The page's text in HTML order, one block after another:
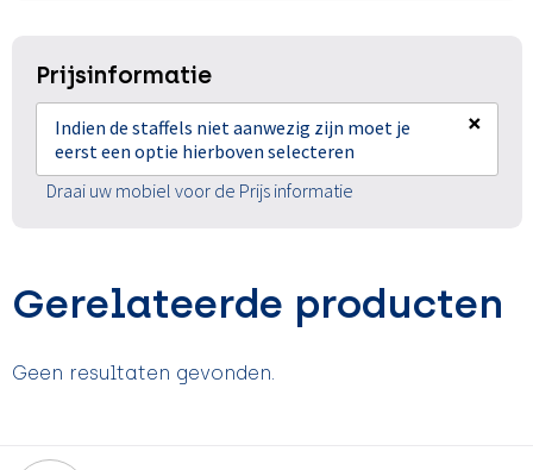
Prijsinformatie
Indien de staffels niet aanwezig zijn moet je
eerst een optie hierboven selecteren
×
Draai uw mobiel voor de Prijs informatie
Gerelateerde producten
Geen resultaten gevonden.